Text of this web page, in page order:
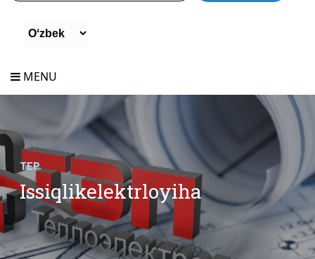
MENU
Issiqlikelektrloyiha
TEP